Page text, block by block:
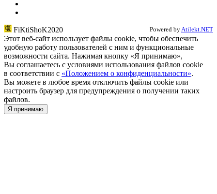
FiKtiShoK2020 Powered byAtilekt.NET
Этот веб-сайт использует файлы cookie, чтобы обеспечить
удобную работу пользователей с ним и функциональные
возможности сайта. Нажимая кнопку «Я принимаю»,
Вы соглашаетесь с условиями использования файлов cookie
в соответствии c «Положением о конфиденциальности».
Вы можете в любое время отключить файлы cookie или
настроить браузер для предупреждения о получении таких
файлов.
Я принимаю